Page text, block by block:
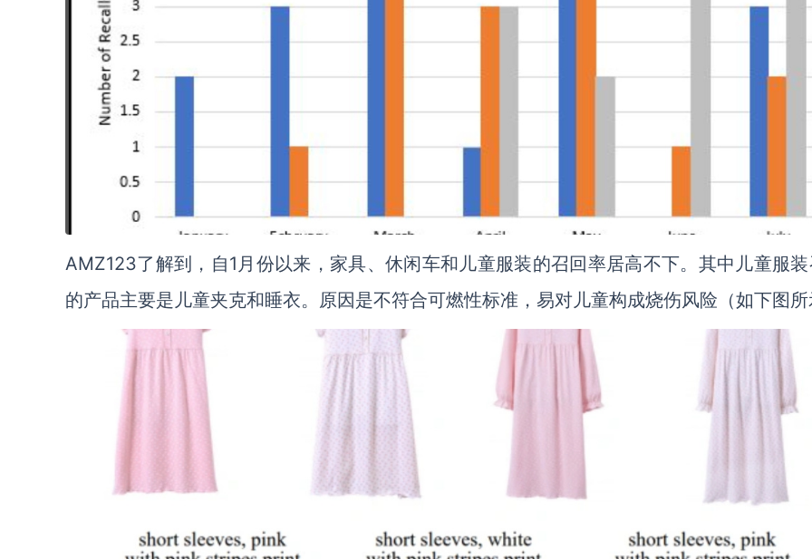
AMZ123了解到，自1月份以来，家具、休闲车和儿童服装的召回率居高不下。其中儿童服
的产品主要是儿童夹克和睡衣。原因是不符合可燃性标准，易对儿童构成烧伤风险（如下图